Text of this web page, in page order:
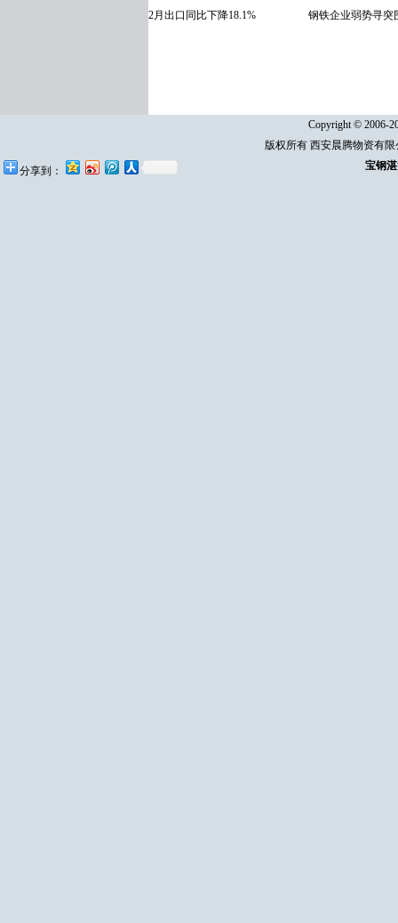
2月出口同比下降18.1%
钢铁企业弱势寻突
Copyright © 2006-
版权所有 西安晨腾物资有
宝钢
分享到：